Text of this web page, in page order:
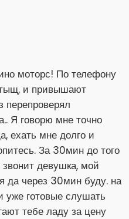
моторс! По телефону
и привышают
перепроверял
Я говорю мне точно
ехать мне долго и
За 30мин до того
девушка, мой
да через 30мин буду. на
уже готовые слушать
тебе ладу за цену